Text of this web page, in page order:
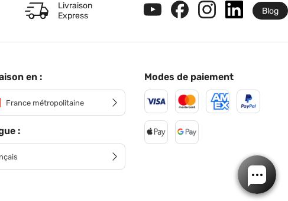
Livraison
Express
Blog
en :
France métropolitaine
:
Modes de paiement